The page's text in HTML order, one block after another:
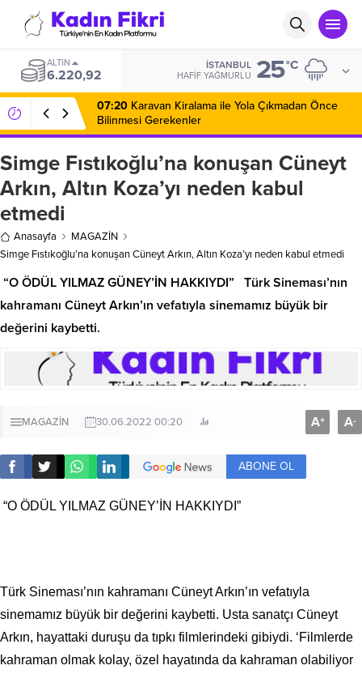
ALTIN
6.220,92
İSTANBUL
HAFIF YAĞMURLU 25°C
07:20 Karavan Kiralama ile Yola Çıkmadan Önce
Bilinmesi Gerekenler
Simge Fıstıkoğlu’na konuşan Cüneyt
Arkın, Altın Koza’yı neden kabul
etmedi
Anasayfa
MAGAZİN
Simge Fıstıkoğlu’na konuşan Cüneyt Arkın, Altın Koza’yı neden kabul etmedi
“O ÖDÜL YILMAZ GÜNEY’İN HAKKIYDI” Türk Sineması’nın
kahramanı Cüneyt Arkın’ın vefatıyla sinemamız büyük bir
değerini kaybetti.
MAGAZİN 30.06.2022 00:20 A+ A-
ABONE OL
“O ÖDÜL YILMAZ GÜNEY’İN HAKKIYDI”
Türk Sineması’nın kahramanı Cüneyt Arkın’ın vefatıyla
sinemamız büyük bir değerini kaybetti. Usta sanatçı Cüneyt
Arkın, hayattaki duruşu da tıpkı filmlerindeki gibiydi. ‘Filmlerde
kahraman olmak kolay, özel hayatında da kahraman olabiliyor